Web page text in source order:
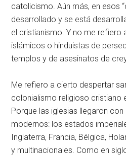
catolicismo. Aún más, en esos
desarrollado y se está
el cristianismo. Y no me refiero
islámicos o hinduistas de
templos y de asesinatos de
Me refiero a cierto despertar
colonialismo religioso cristiano
Porque las iglesias llegaron
modernos: los estados
Inglaterra, Francia, Bélgica,
y multinacionales. Como en